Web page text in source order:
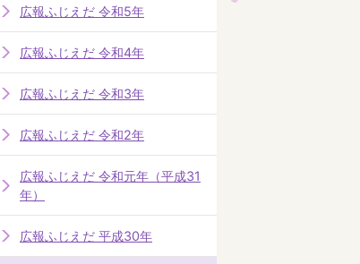
広報ふじえだ 令和5年
広報ふじえだ 令和4年
広報ふじえだ 令和3年
広報ふじえだ 令和2年
広報ふじえだ 令和元年（平成31
年）
広報ふじえだ 平成30年